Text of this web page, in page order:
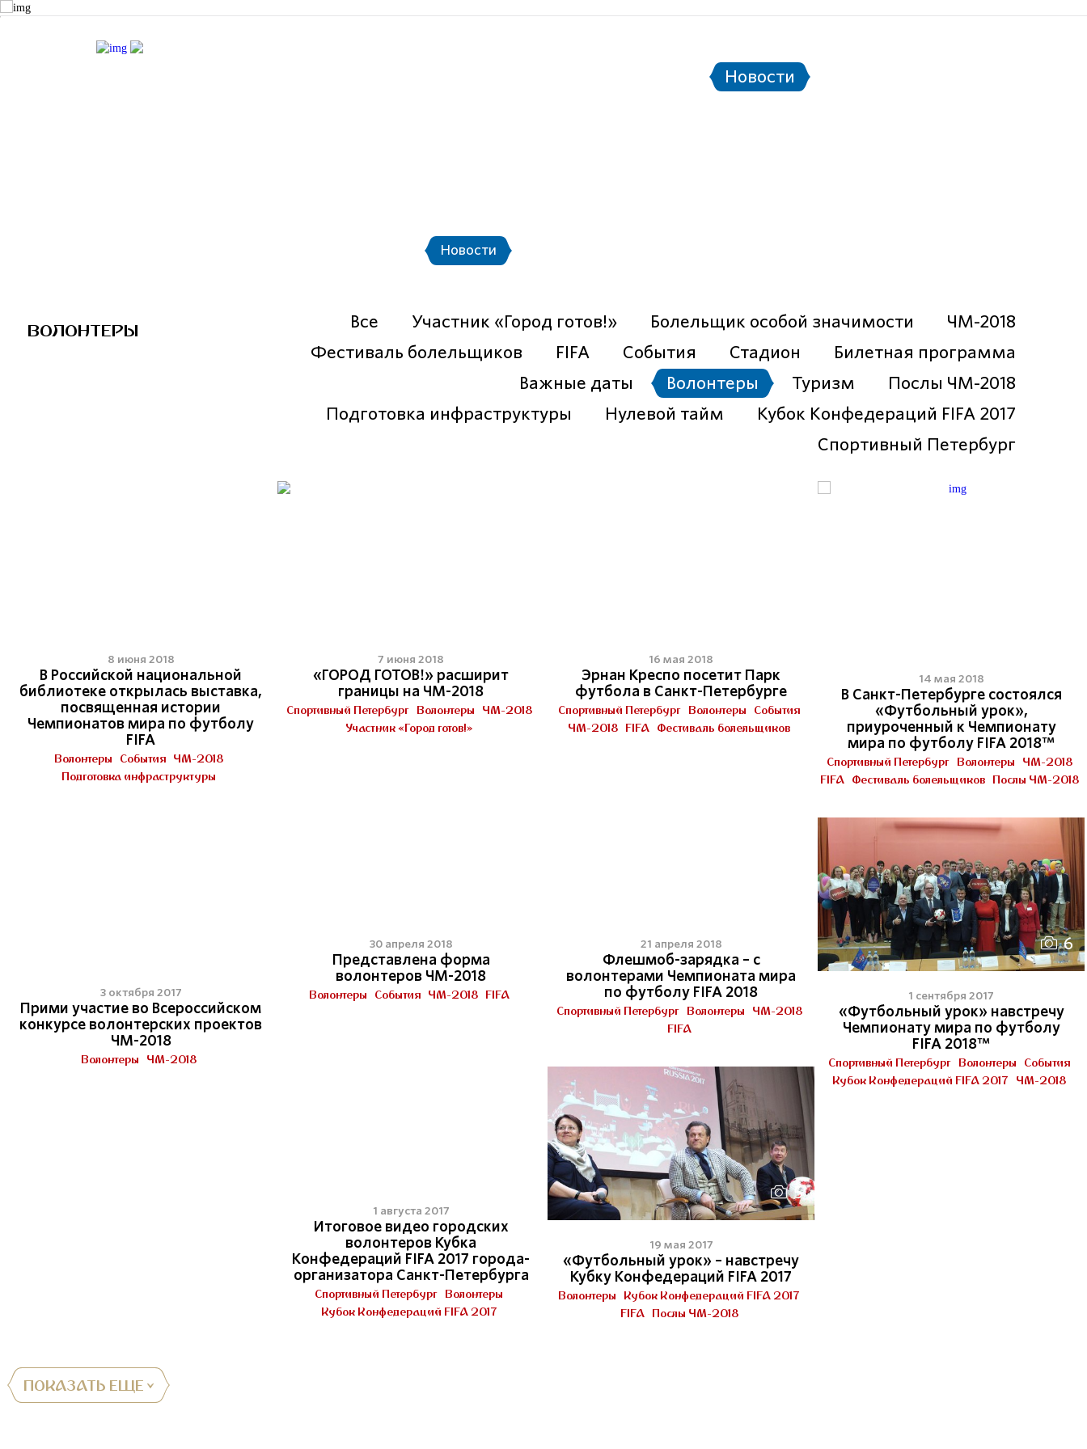
Новости
Новости
ВОЛОНТЕРЫ Все Участник «Город готов!» Болельщик особой значимости
ЧМ-2018
Фестиваль болельщиков
FIFA События Стадион
Билетная программа
Важные даты
Волонтеры Туризм
Послы ЧМ-2018
Подготовка инфраструктуры
Нулевой тайм
Кубок Конфедераций FIFA 2017
Спортивный Петербург
8 июня 2018
В Российской национальной
библиотеке открылась выставка,
посвященная истории
Чемпионатов мира по футболу
FIFA
Волонтеры События ЧМ-2018
Подготовка инфраструктуры
7 июня 2018
«ГОРОД ГОТОВ!» расширит
границы на ЧМ-2018
Спортивный Петербург Волонтеры
ЧМ-2018
Участник «Город готов!»
16 мая 2018
Эрнан Креспо посетит Парк
футбола в Санкт-Петербурге
Спортивный Петербург Волонтеры
События
ЧМ-2018 FIFA Фестиваль болельщиков
14 мая 2018
В Санкт-Петербурге состоялся
«Футбольный урок»,
приуроченный к Чемпионату
мира по футболу FIFA 2018™
Спортивный Петербург Волонтеры
ЧМ-2018
FIFA Фестиваль болельщиков Послы ЧМ-2018
30 апреля 2018
Представлена форма
волонтеров ЧМ-2018
Волонтеры События ЧМ-2018 FIFA
21 апреля 2018
Флешмоб-зарядка – с
волонтерами Чемпионата мира
по футболу FIFA 2018
Спортивный Петербург Волонтеры
ЧМ-2018
FIFA
3 октября 2017
Прими участие во Всероссийском
конкурсе волонтерских проектов
ЧМ-2018
Волонтеры ЧМ-2018
6
1 сентября 2017
«Футбольный урок» навстречу
Чемпионату мира по футболу
FIFA 2018™
Спортивный Петербург Волонтеры
События
Кубок Конфедераций FIFA 2017
ЧМ-2018
1 августа 2017
Итоговое видео городских
волонтеров Кубка
Конфедераций FIFA 2017 города-
организатора Санкт-Петербурга
Спортивный Петербург Волонтеры
Кубок Конфедераций FIFA 2017
5
19 мая 2017
«Футбольный урок» – навстречу
Кубку Конфедераций FIFA 2017
Волонтеры
Кубок Конфедераций FIFA 2017
FIFA Послы ЧМ-2018
ПОКАЗАТЬ ЕЩЕ